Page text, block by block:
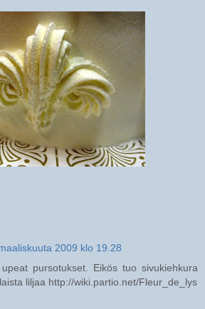
2009 klo 19.28
pursotukset. Eikös tuo sivukiehkura
liljaa http://wiki.partio.net/Fleur_de_lys